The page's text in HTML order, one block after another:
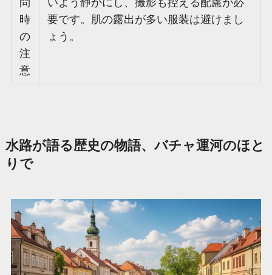
問
時
の
注
意
いよう静かにし、撮影も控える配慮が必
要です。肌の露出が多い服装は避けまし
ょう。
水路が語る歴史の物語、バチャ運河のほと
りで